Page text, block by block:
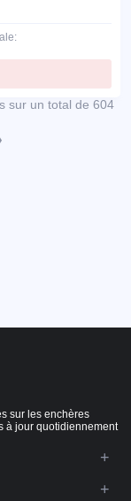
sur un total de 604
sur les enchères
à jour quotidiennement